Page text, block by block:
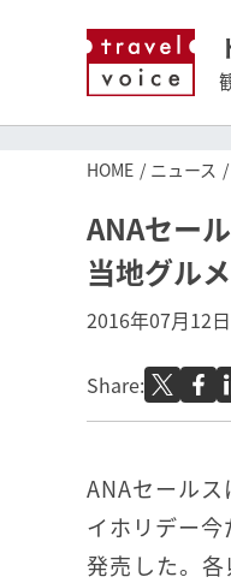
HOME ニュース
ANAセー
当地グル
2016年07月12日
Share:
ANAセール
イホリデー
発売した。